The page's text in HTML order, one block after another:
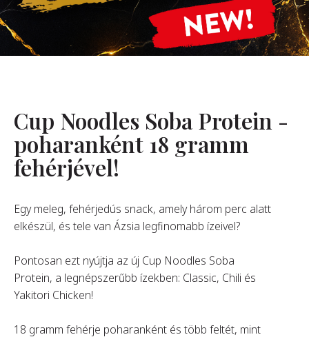
Rólunk
Karrier
GYIK
Cup Noodles Soba Protein -
poharanként 18 gramm
fehérjével!
Egy meleg, fehérjedús snack, amely három perc alatt
elkészül, és tele van Ázsia legfinomabb ízeivel?
Pontosan ezt nyújtja az új Cup Noodles Soba
Protein, a legnépszerűbb ízekben: Classic, Chili és
Yakitori Chicken!
18 gramm fehérje poharanként és több feltét, mint